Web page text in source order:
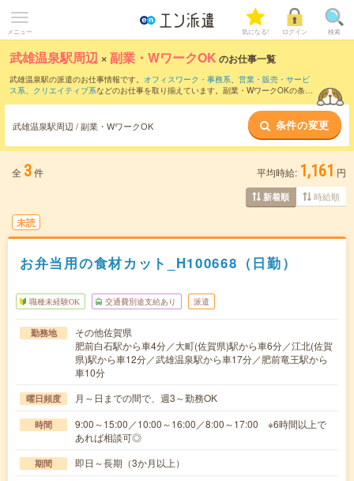
メニュー 気になる! ログイン 検索
武雄温泉駅周辺 ×副業・WワークOK のお仕事一覧
武雄温泉駅の派遣のお仕事情報です。 オフィスワーク・事務系、 営業・販売・サービ
ス系、 クリエイティブ系などのお仕事を取り揃えています。副業・WワークOKの条件
武雄温泉駅周辺 / 副業・WワークOK 条件の変更
全 3件 平均時給: 1,161 円
新着順 時給順
未読
お弁当用の食材カット_H100668（日勤）
職種未経験OK 交通費別途支給あり 派遣
勤務地
その他佐賀県
肥前白石駅から車4分／大町(佐賀県)駅から車6分／江北(佐賀
県)駅から車12分／武雄温泉駅から車17分／肥前竜王駅から
車10分
曜日頻度 月～日までの間で、週3～勤務OK
時間
9:00～15:00／10:00～16:00／8:00～17:00 ※6時間以上で
あれば相談可◎
期間 即日～長期（3か月以上）